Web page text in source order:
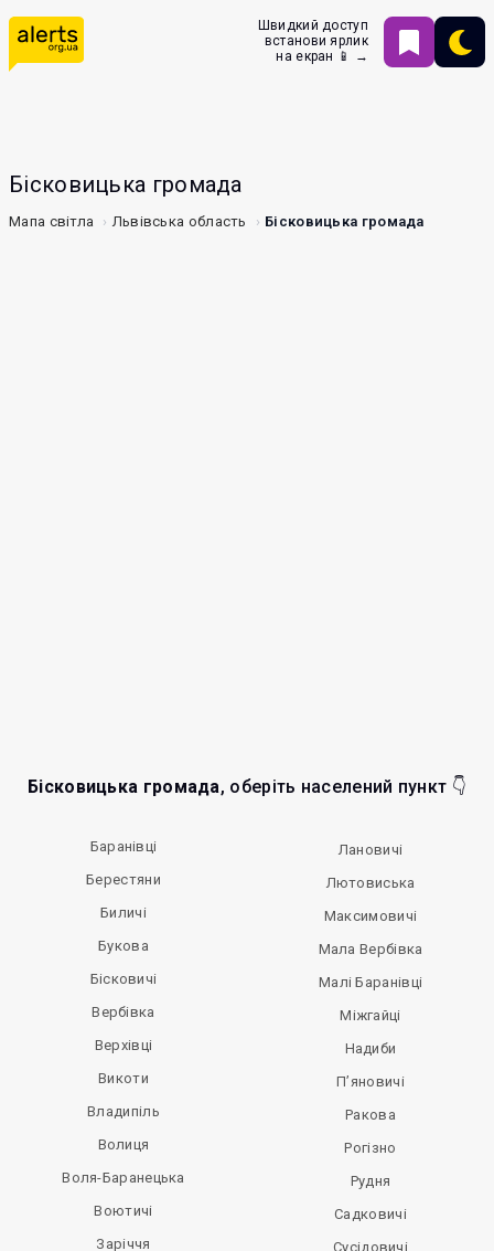
Швидкий доступ
встанови ярлик
на екран 📱 →
Бісковицька громада
Мапа світла Львівська область Бісковицька громада
Бісковицька громада, оберіть населений пункт 👇
Баранівці
Берестяни
Биличі
Букова
Бісковичі
Вербівка
Верхівці
Викоти
Владипіль
Волиця
Воля-Баранецька
Воютичі
Заріччя
Лановичі
Лютовиська
Максимовичі
Мала Вербівка
Малі Баранівці
Міжгайці
Надиби
П’яновичі
Ракова
Рогізно
Рудня
Садковичі
Сусідовичі